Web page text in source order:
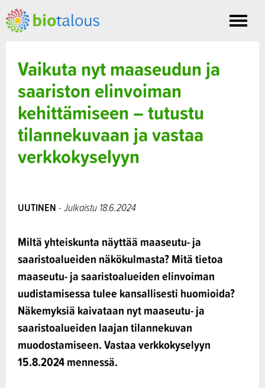
Toggle
Vaikuta nyt maaseudun ja
saariston elinvoiman
kehittämiseen – tutustu
tilannekuvaan ja vastaa
verkkokyselyyn
UUTINEN - Julkaistu 18.6.2024
Miltä yhteiskunta näyttää maaseutu- ja
saaristoalueiden näkökulmasta? Mitä tietoa
maaseutu- ja saaristoalueiden elinvoiman
uudistamisessa tulee kansallisesti huomioida?
Näkemyksiä kaivataan nyt maaseutu- ja
saaristoalueiden laajan tilannekuvan
muodostamiseen. Vastaa verkkokyselyyn
15.8.2024 mennessä.